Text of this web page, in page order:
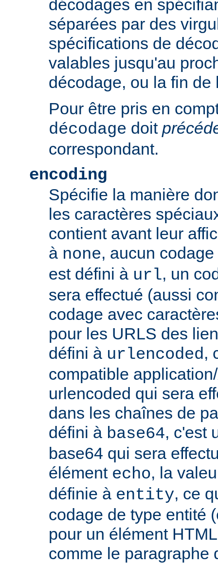
décodages en
séparées par des
spécifications de
valables jusqu'au
décodage, ou la fin de
Pour être pris en
décodage doit
correspondant.
encoding
Spécifie la manière
les caractères
contient avant leur
à none, aucun
est défini à url, un
sera effectué (aussi
codage avec
pour les URLS des
défini à urlencoded,
compatible
urlencoded qui sera
dans les chaînes de
défini à base64, c'est
base64 qui sera
élément echo, la
définie à entity, ce
codage de type entité
pour un élément
comme le paragraphe